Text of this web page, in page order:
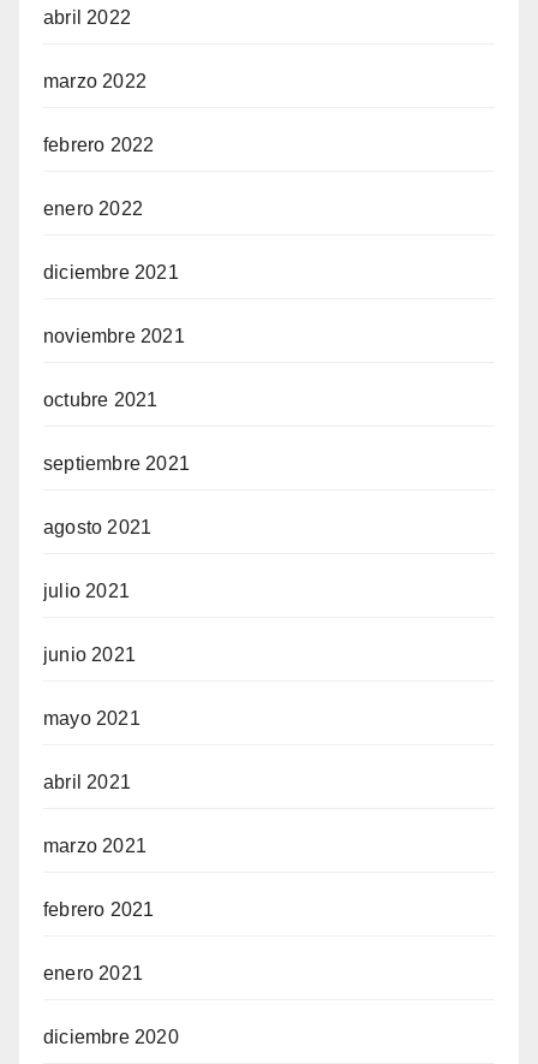
abril 2022
marzo 2022
febrero 2022
enero 2022
diciembre 2021
noviembre 2021
octubre 2021
septiembre 2021
agosto 2021
julio 2021
junio 2021
mayo 2021
abril 2021
marzo 2021
febrero 2021
enero 2021
diciembre 2020